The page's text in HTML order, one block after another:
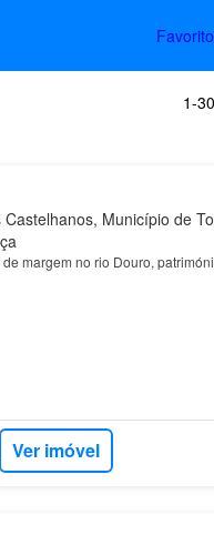
1-
Município de
margem no rio Douro,
Ver imóvel